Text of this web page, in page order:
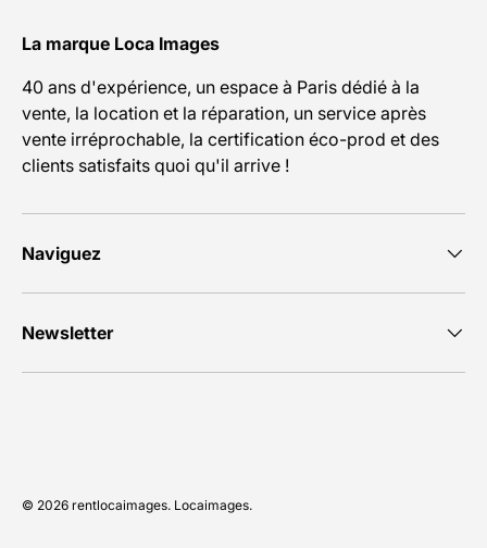
La marque Loca Images
40 ans d'expérience, un espace à Paris dédié à la
vente, la location et la réparation, un service après
vente irréprochable, la certification éco-prod et des
clients satisfaits quoi qu'il arrive !
Naviguez
Newsletter
© 2026 rentlocaimages. Locaimages.